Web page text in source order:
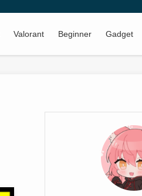
Valorant Beginner Gadget